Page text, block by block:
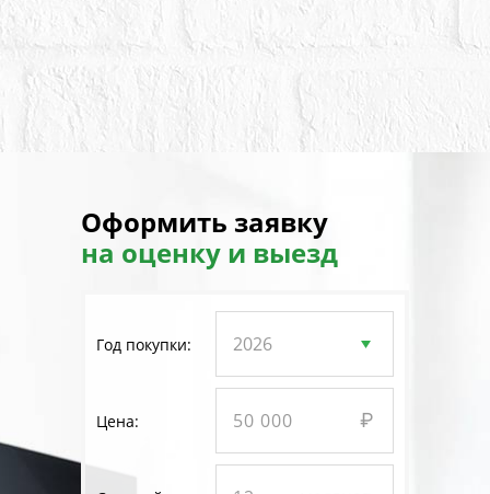
Оформить заявку
на оценку и выезд
Год покупки:
Цена: